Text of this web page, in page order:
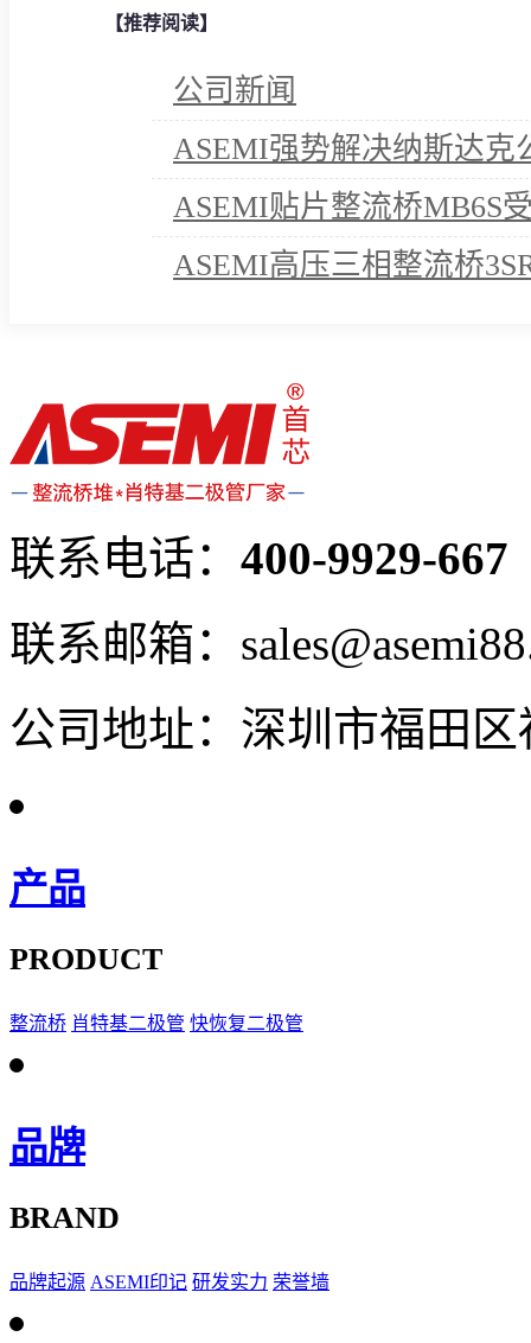
【推荐阅读】
公司新闻
ASEMI强势解决纳斯达克
ASEMI贴片整流桥MB6S
ASEMI高压三相整流桥
联系电话： 400-9929-667
联系邮箱：
公司地址：深圳市福田
产品
PRODUCT
整流桥 肖特基二极管 快恢复二极管
品牌
BRAND
品牌起源 ASEMI印记 研发实力 荣誉墙